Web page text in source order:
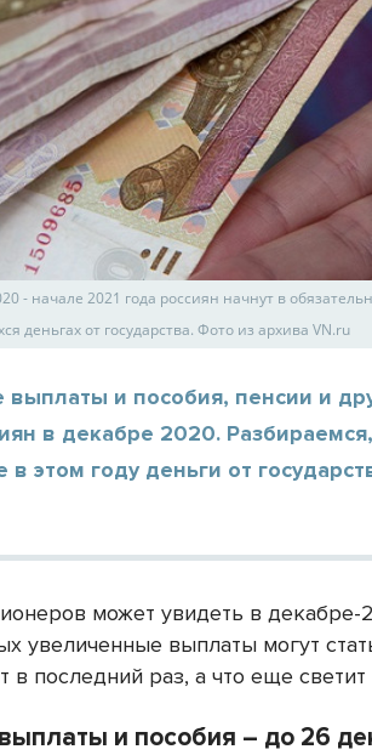
- начале 2021 года россиян начнут в
деньгах от государства. Фото из архива VN.ru
выплаты и пособия, пенсии и
в декабре 2020.
в этом году деньги от
может увидеть в
увеличенные выплаты могут
в последний раз, а что еще
и пособия – до 26